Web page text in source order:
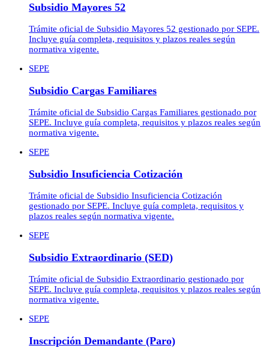
Subsidio Mayores 52
Trámite oficial de Subsidio Mayores 52 gestionado por SEPE.
Incluye guía completa, requisitos y plazos reales según
normativa vigente.
SEPE
Subsidio Cargas Familiares
Trámite oficial de Subsidio Cargas Familiares gestionado por
SEPE. Incluye guía completa, requisitos y plazos reales según
normativa vigente.
SEPE
Subsidio Insuficiencia Cotización
Trámite oficial de Subsidio Insuficiencia Cotización
gestionado por SEPE. Incluye guía completa, requisitos y
plazos reales según normativa vigente.
SEPE
Subsidio Extraordinario (SED)
Trámite oficial de Subsidio Extraordinario gestionado por
SEPE. Incluye guía completa, requisitos y plazos reales según
normativa vigente.
SEPE
Inscripción Demandante (Paro)